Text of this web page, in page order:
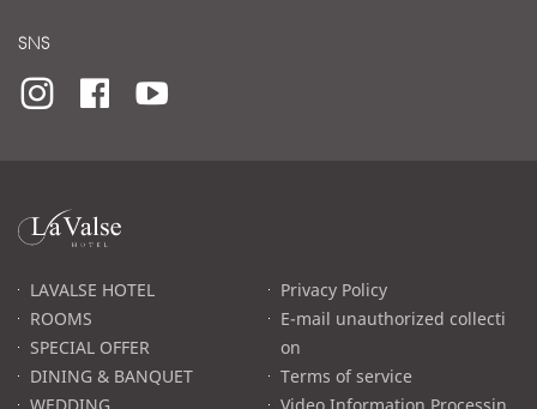
SNS
라
발
고LAVALSE HOTEL
ROOMS
SPECIAL OFFER
DINING & BANQUET
Privacy Policy
E-mail unauthorized collecti
on
Terms of service